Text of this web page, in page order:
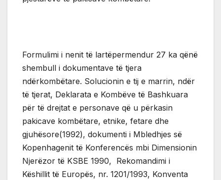
Formulimi i nenit të lartëpermendur 27 ka qënë
shembull i dokumentave të tjera
ndërkombëtare. Solucionin e tij e marrin, ndër
të tjerat, Deklarata e Kombëve të Bashkuara
për të drejtat e personave që u përkasin
pakicave kombëtare, etnike, fetare dhe
gjuhësore(1992), dokumenti i Mbledhjes së
Kopenhagenit të Konferencës mbi Dimensionin
Njerëzor të KSBE 1990, Rekomandimi i
Këshillit të Europës, nr. 1201/1993, Konventa